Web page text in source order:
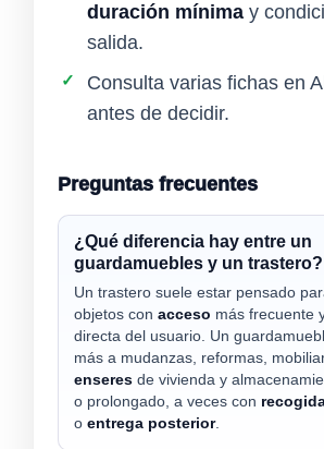
duración mínima y
salida.
✓
Consulta varias fichas en
antes de decidir.
Preguntas frecuentes
¿Qué diferencia hay entre un
guardamuebles y un trastero?
Un trastero suele estar pensado
objetos con acceso más frecuente
directa del usuario. Un
más a mudanzas, reformas,
enseres de vivienda y
o prolongado, a veces con
o entrega posterior.